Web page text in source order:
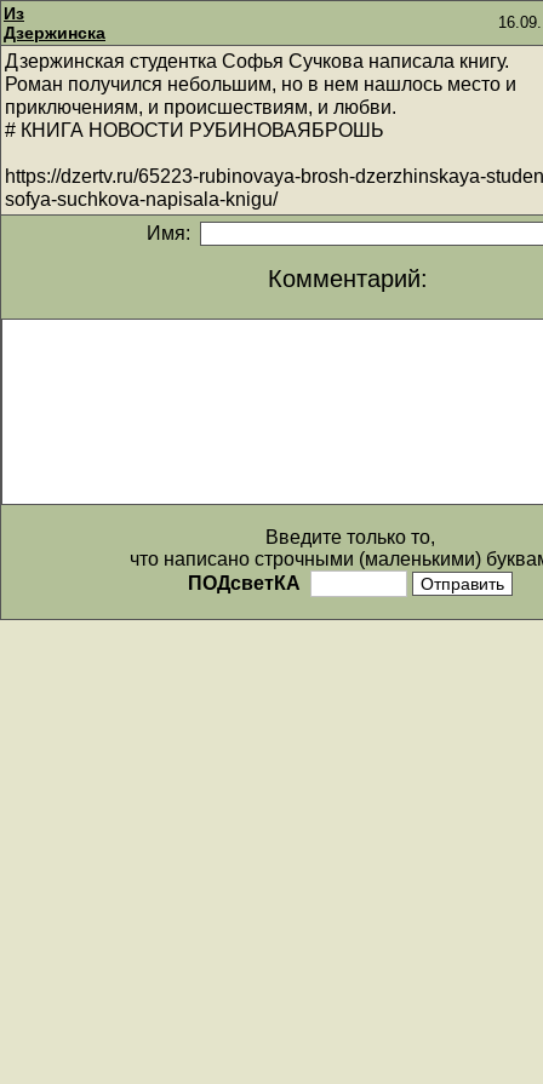
Из
Дзержинска
Дзержинская студентка Софья Сучкова написала книгу.
Роман получился небольшим, но в нем нашлось место и
приключениям, и происшествиям, и любви.
# КНИГА НОВОСТИ РУБИНОВАЯБРОШЬ
https://dzertv.ru/65223-rubinovaya-brosh-dzerzhinskaya-
sofya-suchkova-napisala-knigu/
Имя:
Комментарий:
Введите только то,
что написано строчными (маленькими)
ПОДсветКА